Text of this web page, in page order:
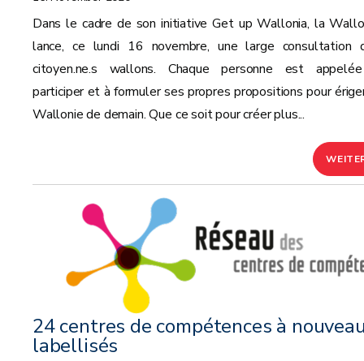
Dans le cadre de son initiative Get up Wallonia, la
lance, ce lundi 16 novembre, une large consultation
citoyen.ne.s wallons. Chaque personne est
participer et à formuler ses propres propositions pour
Wallonie de demain. Que ce soit pour créer plus...
24 centres de compétences à
labellisés